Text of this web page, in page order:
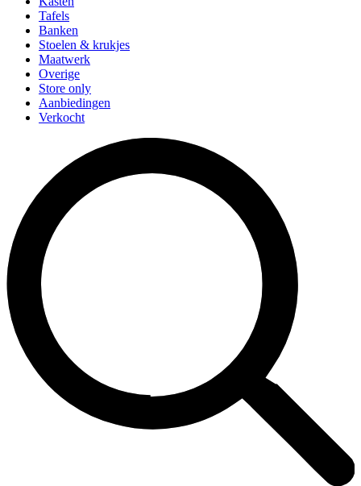
Tafels
Banken
Stoelen & krukjes
Maatwerk
Overige
Store only
Aanbiedingen
Verkocht